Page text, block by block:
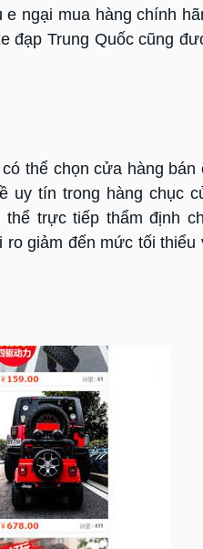
ngại mua hàng chính
đạp Trung Quốc cũng
thể chọn cửa hàng bán
uy tín trong hàng chục
thể trực tiếp thẩm định
giảm đến mức tối thiểu